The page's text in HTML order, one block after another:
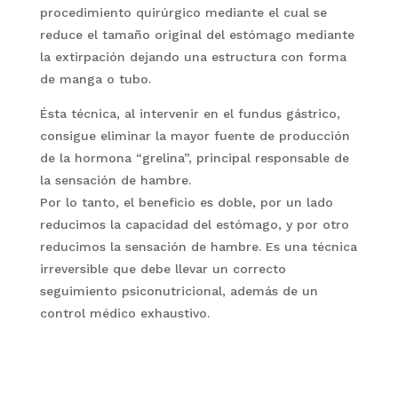
procedimiento quirúrgico mediante el cual se
reduce el tamaño original del estómago mediante
la extirpación dejando una estructura con forma
de manga o tubo.
Ésta técnica, al intervenir en el fundus gástrico,
consigue eliminar la mayor fuente de producción
de la hormona “grelina”, principal responsable de
la sensación de hambre.
Por lo tanto, el beneficio es doble, por un lado
reducimos la capacidad del estómago, y por otro
reducimos la sensación de hambre. Es una técnica
irreversible que debe llevar un correcto
seguimiento psiconutricional, además de un
control médico exhaustivo.